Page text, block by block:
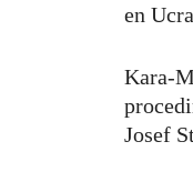
en
Kara-
Josef